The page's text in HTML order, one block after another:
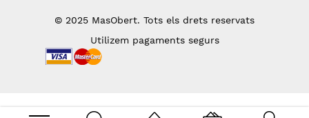
© 2025 MasObert. Tots els drets reservats
Utilizem pagaments segurs